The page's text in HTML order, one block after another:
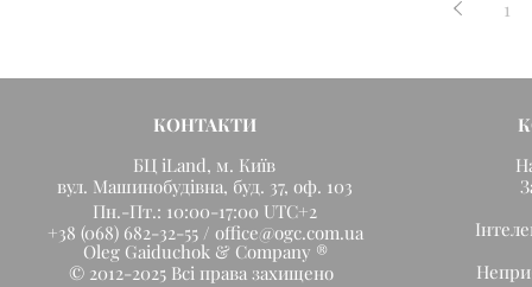
1
КОНТАКТИ
БЦ iLand, м. Київ
вул. Машинобудівна, буд. 37, оф. 103
Пн.-Пт.: 10:00-17:00 UTC+2
Oleg Gaiduchok & Company ®
© 2012-2025 Всі права захищено
+38 (068) 682-32-55 / office@ogc.com.ua